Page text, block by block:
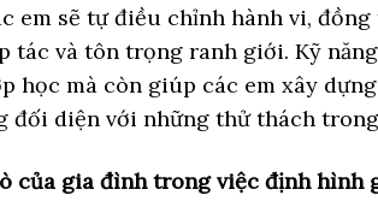
em sẽ tự điều chỉnh hành vi,
tác và tôn trọng ranh giới. Kỹ
học mà còn giúp các em xây
đối diện với những thử thách
của gia đình trong việc định hình